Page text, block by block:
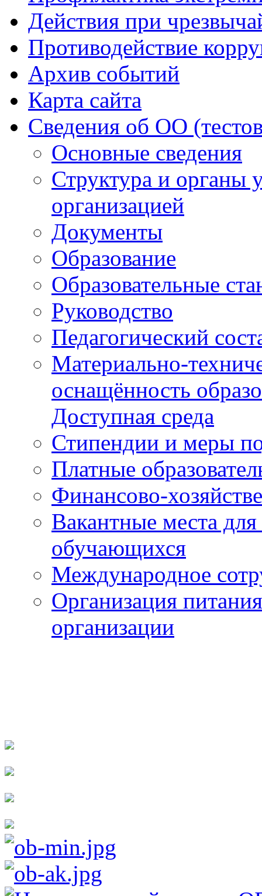
Действия при
Противодействие
Архив событий
Карта сайта
Сведения об ОО
Основные сведения
Структура и органы
организацией
Документы
Образование
Образовательные
Руководство
Педагогический
Материально-
оснащённость
Доступная среда
Стипендии и меры
Платные
Финансово-
Вакантные места
обучающихся
Международное
Организация
организации